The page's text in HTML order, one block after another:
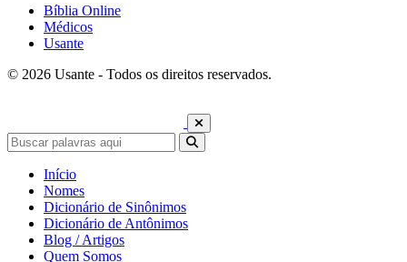
Bíblia Online
Médicos
Usante
© 2026 Usante - Todos os direitos reservados.
Início
Nomes
Dicionário de Sinônimos
Dicionário de Antônimos
Blog / Artigos
Quem Somos